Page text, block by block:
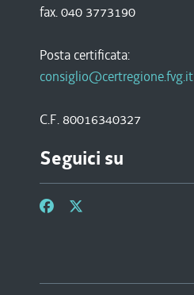
fax. 040 3773190
Posta certificata:
consiglio@certregione.fvg.it
C.F. 80016340327
Seguici su